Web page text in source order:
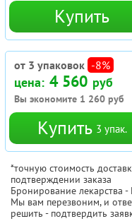
Купить
от 3 упаковок -8%
цена: 4 560 руб
Вы экономите 1 260 руб
Купить 3 упак.
*точную стоимость
подтверждении заказа
Бронирование лекарства -
Мы вам перезвоним, и
решить - подтвердить